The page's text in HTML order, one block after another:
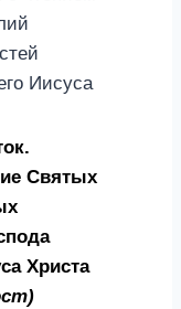
Иисуса
Святых
Христа